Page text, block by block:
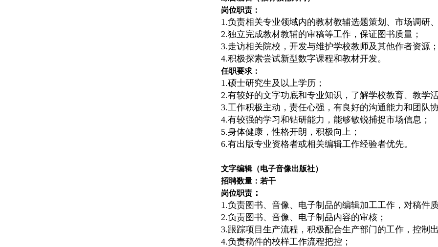
岗位职责 ：
1.负责相关专业领域内的教材教辅选题策划、市场调研
2.独立完成教材教辅的审稿等工作，保证图书质量；
3.走访相关院校，开发与维护学校教师及其他作者资源；
4.积极探索尝试新型数字课程和教材开发。
任职要求：
1.硕士研究生及以上学历；
2.有较好的文字功底和专业知识，了解学校教育、教学活
3.工作积极主动，责任心强，有良好的沟通能力和团队
4.有较强的学习和钻研能力，能够敏锐捕捉市场信息；
5.身体健康，性格开朗，积极向上；
6.有出版专业资格者或相关编辑工作经验者优先。
文字编辑（电子音像出版社）
招聘数量：若干
岗位职责 ：
1.负责图书、音像、电子制品的编辑加工工作，对稿件
2.负责图书、音像、电子制品内容的审核；
3.跟踪项目生产流程，积极配合生产部门的工作，控制
4.负责稿件的校样工作流程把控；